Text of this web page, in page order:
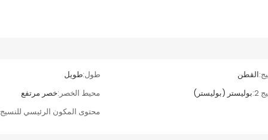
القطن طول:طويل
2: بوليستر (بوليستر) محيط الخصر:خصر مرتفع
محتوى المكون الرئيسي للنسيج 2: